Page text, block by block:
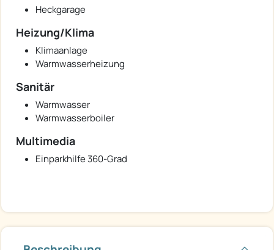
Heckgarage
Heizung/Klima
Klimaanlage
Warmwasserheizung
Sanitär
Warmwasser
Warmwasserboiler
Multimedia
Einparkhilfe 360-Grad